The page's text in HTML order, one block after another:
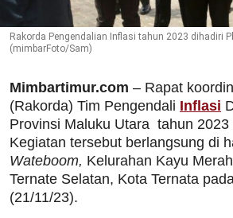
Rakorda Pengendalian Inflasi tahun 2023 dihadiri
(mimbarFoto/Sam)
Mimbartimur.com – Rapat
(Rakorda) Tim Pengendali Inflasi
Provinsi Maluku Utara tahun 2023
Kegiatan tersebut berlangsung di
Wateboom, Kelurahan Kayu
Ternate Selatan, Kota Ternata
(21/11/23).